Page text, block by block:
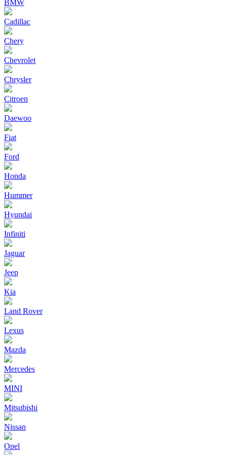
BMW
Cadillac
Chery
Chevrolet
Chrysler
Citroen
Daewoo
Fiat
Ford
Honda
Hummer
Hyundai
Infiniti
Jaguar
Jeep
Kia
Land Rover
Lexus
Mazda
Mercedes
MINI
Mitsubishi
Nissan
Opel